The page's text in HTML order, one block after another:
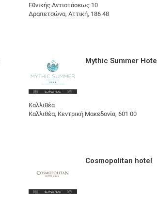
Εθνικής Αντιστάσεως 10
Δραπετσώνα, Αττική, 186 48
Mythic Summer Hotel
Kαλλιθέα
Καλλιθέα, Κεντρική Μακεδονία, 601 00
Cosmopolitan hotel